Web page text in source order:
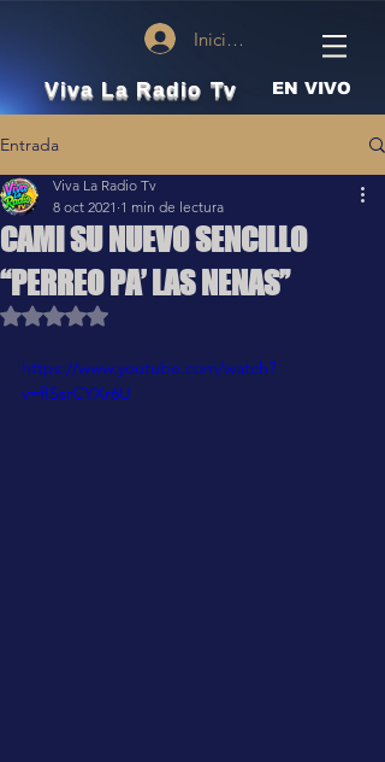
Iniciar sesión
Viva La Radio Tv EN VIVO
Entrada
CAMI SU NUEVO SENCILLO
“PERREO PA’ LAS NENAS”
Viva La Radio Tv
8 oct 2021 1 min de lectura
Obtuvo NaN de 5 estrellas.
https://www.youtube.com/watch?
v=fISsrCYXr6U